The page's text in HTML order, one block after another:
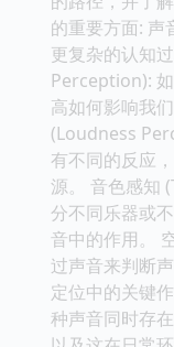
的重要方面: 声
更复杂的认知
Perception):
高如何影响我
(Loudness
有不同的反应
源。 音色感知
分不同乐器或
音中的作用。
过声音来判断
定位中的关键
种声音同时存